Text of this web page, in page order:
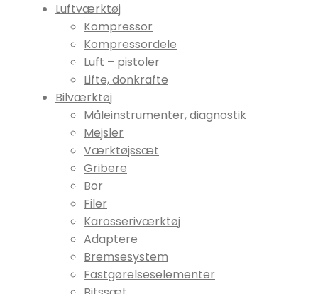
Luftværktøj
Kompressor
Kompressordele
Luft – pistoler
Lifte, donkrafte
Bilværktøj
Måleinstrumenter, diagnostik
Mejsler
Værktøjssæt
Gribere
Bor
Filer
Karosseriværktøj
Adaptere
Bremsesystem
Fastgørelseselementer